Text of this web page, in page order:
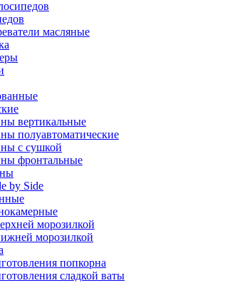
масляные
вертикальные
полуавтоматические
с сушкой
фронтальные
by Side
морозилкой
морозилкой
попкорна
сладкой ваты